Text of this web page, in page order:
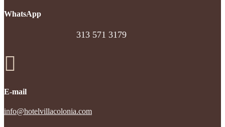
WhatsApp
313 571 3179

E-mail
info@hotelvillacolonia.com